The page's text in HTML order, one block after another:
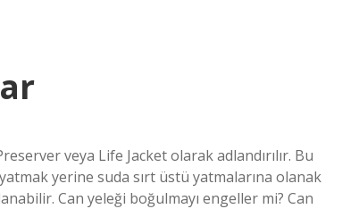
veya Life Jacket olarak adlandırılır. Bu
yerine suda sırt üstü yatmalarına olanak
Can yeleği boğulmayı engeller mi? Can